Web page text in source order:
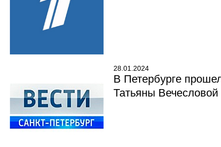
28.01.2024
В Петербурге
Татьяны Вечесловой